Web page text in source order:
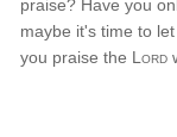
praise? Have you
maybe it's time to
you praise the Lord